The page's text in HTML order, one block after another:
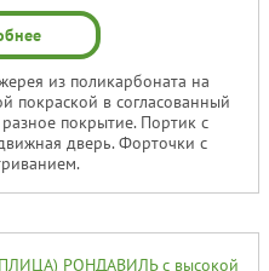
из поликарбоната на
покраской в согласованный
покрытие. Портик с
дверь. Форточки с